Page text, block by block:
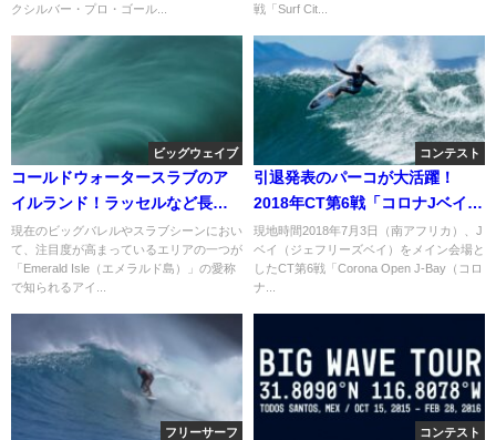
クシルバー・プロ・ゴール...
戦「Surf Cit...
ビッグウェイブ
コールドウォータースラブのア
イルランド！ラッセルなど長期
サーフトリップ動画
現在のビッグバレルやスラブシーンにおい
て、注目度が高まっているエリアの一つが
「Emerald Isle（エメラルド島）」の愛称
で知られるアイ...
コンテスト
引退発表のパーコが大活躍！
2018年CT第6戦「コロナJベイ」
二日目
現地時間2018年7月3日（南アフリカ）、J
ベイ（ジェフリーズベイ）をメイン会場と
したCT第6戦「Corona Open J-Bay（コロ
ナ...
フリーサーフ コンテスト